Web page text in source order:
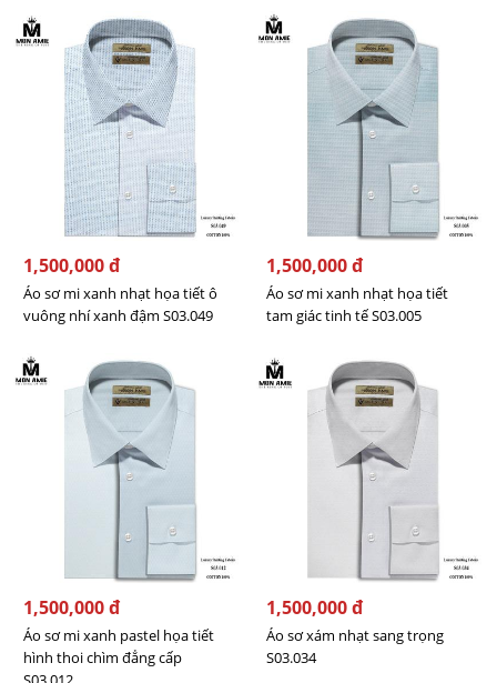
1,500,000 đ
Áo sơ mi xanh nhạt họa tiết ô
vuông nhí xanh đậm S03.049
1,500,000 đ
Áo sơ mi xanh nhạt họa tiết
tam giác tinh tế S03.005
1,500,000 đ
Áo sơ mi xanh pastel họa tiết
hình thoi chìm đẳng cấp
1,500,000 đ
Áo sơ xám nhạt sang trọng
S03.034